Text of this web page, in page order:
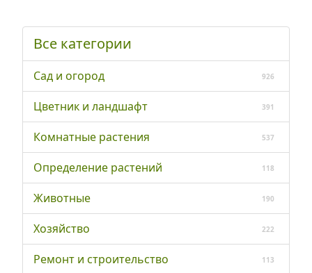
Все категории
Сад и огород 926
Цветник и ландшафт 391
Комнатные растения 537
Определение растений 118
Животные 190
Хозяйство 222
Ремонт и строительство 113